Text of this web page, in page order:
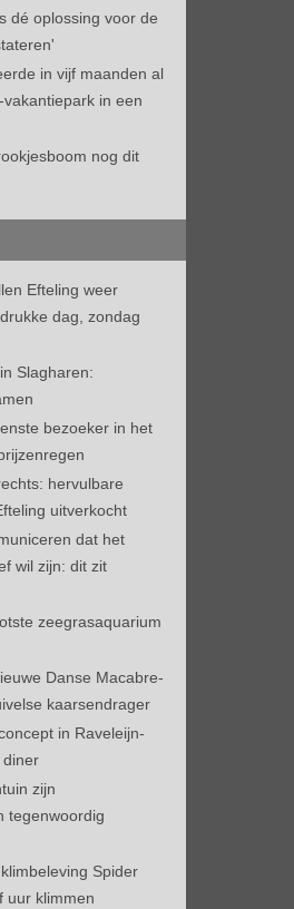
dé oplossing voor de
in vijf maanden al
in een
nog dit
Efteling weer
dag, zondag
Slagharen:
bezoeker in het
hervulbare
uitverkocht
dat het
wil zijn: dit zit
zeegrasaquarium
Danse Macabre-
kaarsendrager
in Raveleijn-
diner
zijn
tegenwoordig
Spider
uur klimmen